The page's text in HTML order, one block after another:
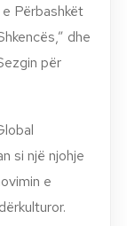
Përbashkët
dhe
për
si një njohje
e